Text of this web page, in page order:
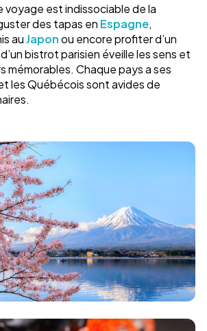
voyage est indissociable de la
des tapas en Espagne,
auJaponou encore profiter d’un
bistrot parisien éveille les sens et
mémorables. Chaque pays a ses
les Québécois sont avides de